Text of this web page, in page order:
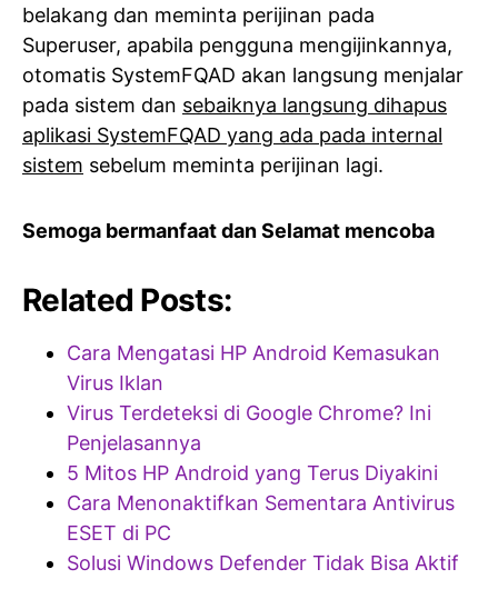
belakang dan meminta perijinan pada
Superuser, apabila pengguna mengijinkannya,
otomatis SystemFQAD akan langsung menjalar
pada sistem dan sebaiknya langsung dihapus
aplikasi SystemFQAD yang ada pada internal
sistem sebelum meminta perijinan lagi.
Semoga bermanfaat dan Selamat mencoba
Related Posts:
Cara Mengatasi HP Android Kemasukan
Virus Iklan
Virus Terdeteksi di Google Chrome? Ini
Penjelasannya
5 Mitos HP Android yang Terus Diyakini
Cara Menonaktifkan Sementara Antivirus
ESET di PC
Solusi Windows Defender Tidak Bisa Aktif